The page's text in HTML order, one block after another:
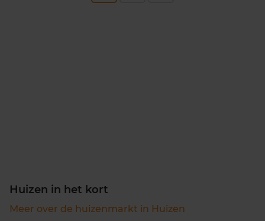
Huizen in het kort
Meer over de huizenmarkt in Huizen